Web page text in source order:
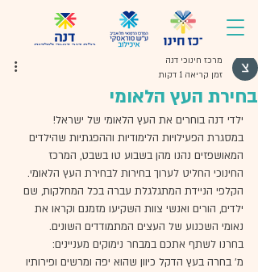
בחירת העץ הלאומי
מרכז חינוכי דנה
זמן קריאה 1 דקות
ילדי דנה בוחרים את העץ הלאומי של ישראל!
במסגרת הפעילויות הלימודיות וההפגתיות שהילדים
המאושפזים נהנו מהן בשבוע טו בשבט, המרכז
החינוכי החליט לערוך בחירות לבחירת העץ הלאומי.
הקלפי הניידת המתגלגלת עברה בכל המחלקות, שם
ילדים, הורים ואנשי צוות השקיעו מזמנם וקראו את
נאומי השכנוע של העצים המתמודדים השונים.
בחרנו לשתף אתכם במבחר נימוקים מעניינים:
מ' בחרה בעץ הדקל כיוון שהוא יפה ומרשים ופירותיו